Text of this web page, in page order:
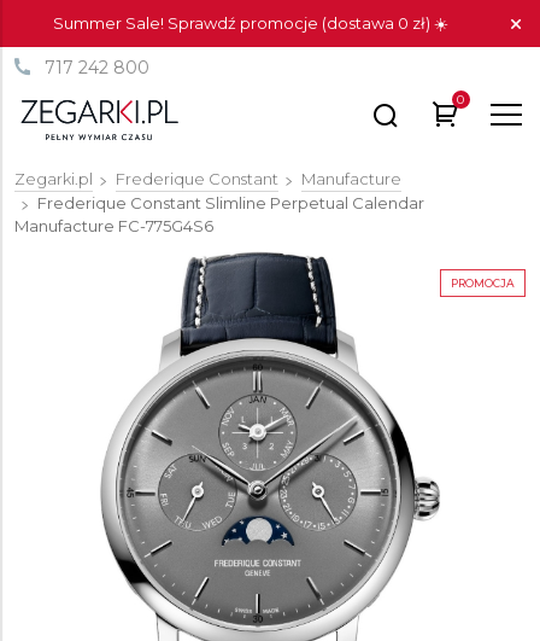
Summer Sale! Sprawdź promocje (dostawa 0 zł) ☀️
717 242 800
0
Zegarki.pl Frederique Constant
Manufacture
Frederique Constant Slimline Perpetual Calendar
Manufacture FC-775G4S6
PROMOCJA